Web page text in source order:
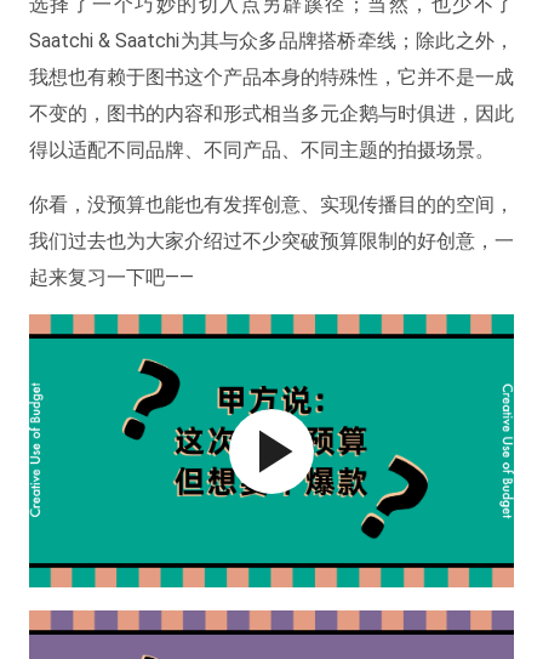
Saatchi & Saatchi为其与众多品牌搭桥牵线；除此之外，
我想也有赖于图书这个产品本身的特殊性，它并不是一成
不变的，图书的内容和形式相当多元企鹅与时俱进，因此
得以适配不同品牌、不同产品、不同主题的拍摄场景。
你看，没预算也能也有发挥创意、实现传播目的的空间，
我们过去也为大家介绍过不少突破预算限制的好创意，一
起来复习一下吧——